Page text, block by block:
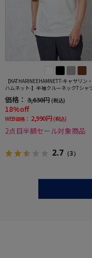
【KATHARINEEHAMNETT-キャサリン
ハムネット-】半袖クルーネックTシャ
価格： 3,630円 (税込)
18%off
WEB価格： 2,990円 (税込)
2点目半額セール対象商品
2.7 （3）